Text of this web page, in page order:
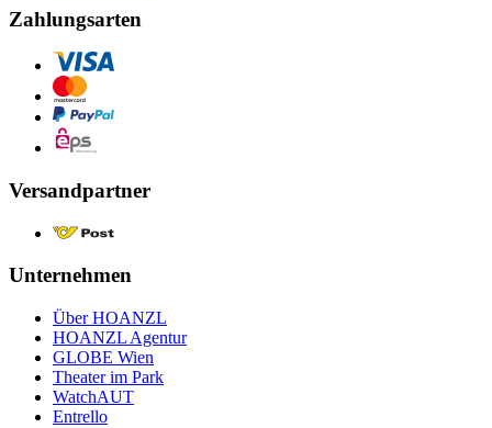
Zahlungsarten
Versandpartner
Unternehmen
Über HOANZL
HOANZL Agentur
GLOBE Wien
Theater im Park
WatchAUT
Entrello